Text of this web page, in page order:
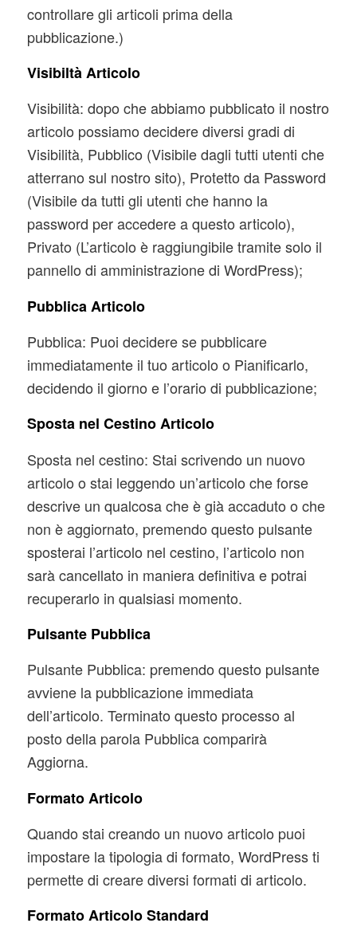
controllare gli articoli prima della
pubblicazione.)
Visibiltà Articolo
Visibilità: dopo che abbiamo pubblicato il nostro
articolo possiamo decidere diversi gradi di
Visibilità, Pubblico (Visibile dagli tutti utenti che
atterrano sul nostro sito), Protetto da Password
(Visibile da tutti gli utenti che hanno la
password per accedere a questo articolo),
Privato (L’articolo è raggiungibile tramite solo il
pannello di amministrazione di WordPress);
Pubblica Articolo
Pubblica: Puoi decidere se pubblicare
immediatamente il tuo articolo o Pianificarlo,
decidendo il giorno e l’orario di pubblicazione;
Sposta nel Cestino Articolo
Sposta nel cestino: Stai scrivendo un nuovo
articolo o stai leggendo un’articolo che forse
descrive un qualcosa che è già accaduto o che
non è aggiornato, premendo questo pulsante
sposterai l’articolo nel cestino, l’articolo non
sarà cancellato in maniera definitiva e potrai
recuperarlo in qualsiasi momento.
Pulsante Pubblica
Pulsante Pubblica: premendo questo pulsante
avviene la pubblicazione immediata
dell’articolo. Terminato questo processo al
posto della parola Pubblica comparirà
Aggiorna.
Formato Articolo
Quando stai creando un nuovo articolo puoi
impostare la tipologia di formato, WordPress ti
permette di creare diversi formati di articolo.
Formato Articolo Standard